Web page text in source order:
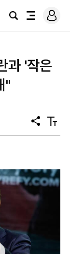
검
전
로
그
과 '작은
"
공
유
텍
스